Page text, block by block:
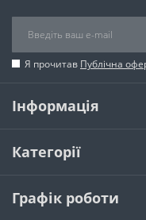
Я прочитав Публічна
Інформація
Категорії
Графік роботи